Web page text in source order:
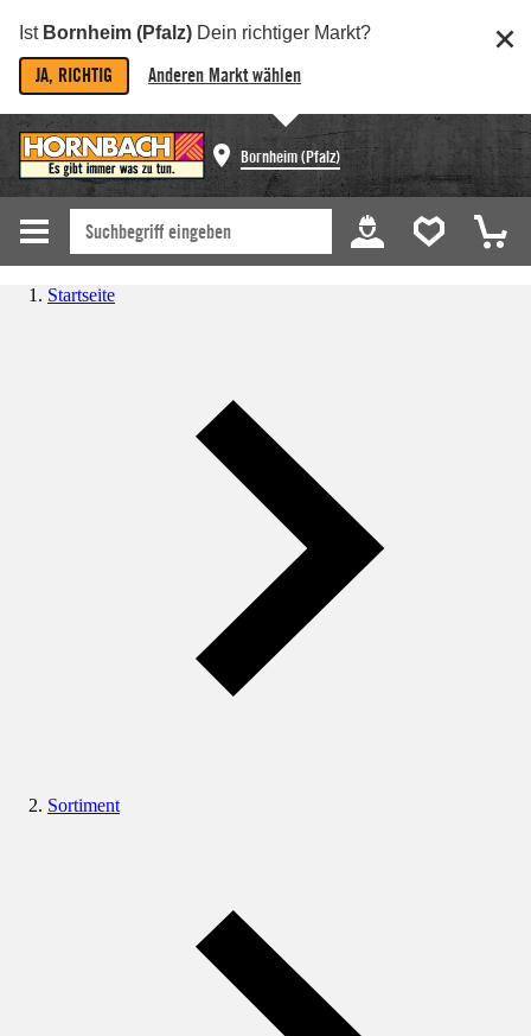
Ist Bornheim (Pfalz) Dein richtiger Markt?
JA, RICHTIG Anderen Markt wählen
Bornheim (Pfalz)
Startseite
Sortiment